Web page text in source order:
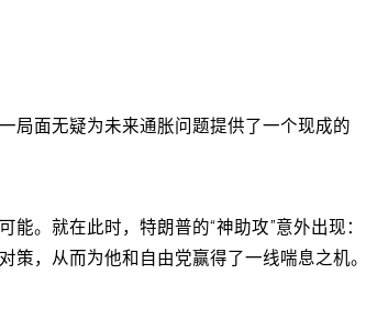
局面无疑为未来通胀问题提供了一个现成的
。就在此时，特朗普的“神助攻”意外出现：
，从而为他和自由党赢得了一线喘息之机。